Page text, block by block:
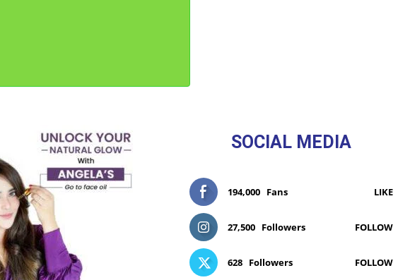
SOCIAL MEDIA
194,000 Fans LIKE
27,500 Followers FOLLOW
628 Followers FOLLOW